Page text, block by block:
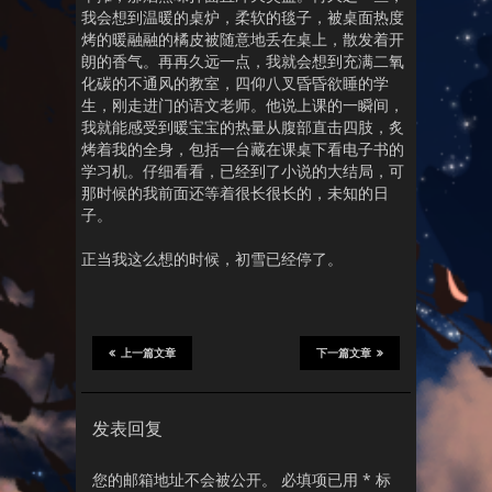
我会想到温暖的桌炉，柔软的毯子，被桌面热度
烤的暖融融的橘皮被随意地丢在桌上，散发着开
朗的香气。再再久远一点，我就会想到充满二氧
化碳的不通风的教室，四仰八叉昏昏欲睡的学
生，刚走进门的语文老师。他说上课的一瞬间，
我就能感受到暖宝宝的热量从腹部直击四肢，炙
烤着我的全身，包括一台藏在课桌下看电子书的
学习机。仔细看看，已经到了小说的大结局，可
那时候的我前面还等着很长很长的，未知的日
子。
正当我这么想的时候，初雪已经停了。
下一篇文章
上一篇文章
发表回复
您的邮箱地址不会被公开。 必填项已用 * 标